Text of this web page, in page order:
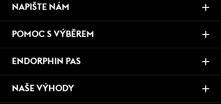
NAPIŠTE NÁM
POMOC S VÝBĚREM
ENDORPHIN PAS
NAŠE VÝHODY